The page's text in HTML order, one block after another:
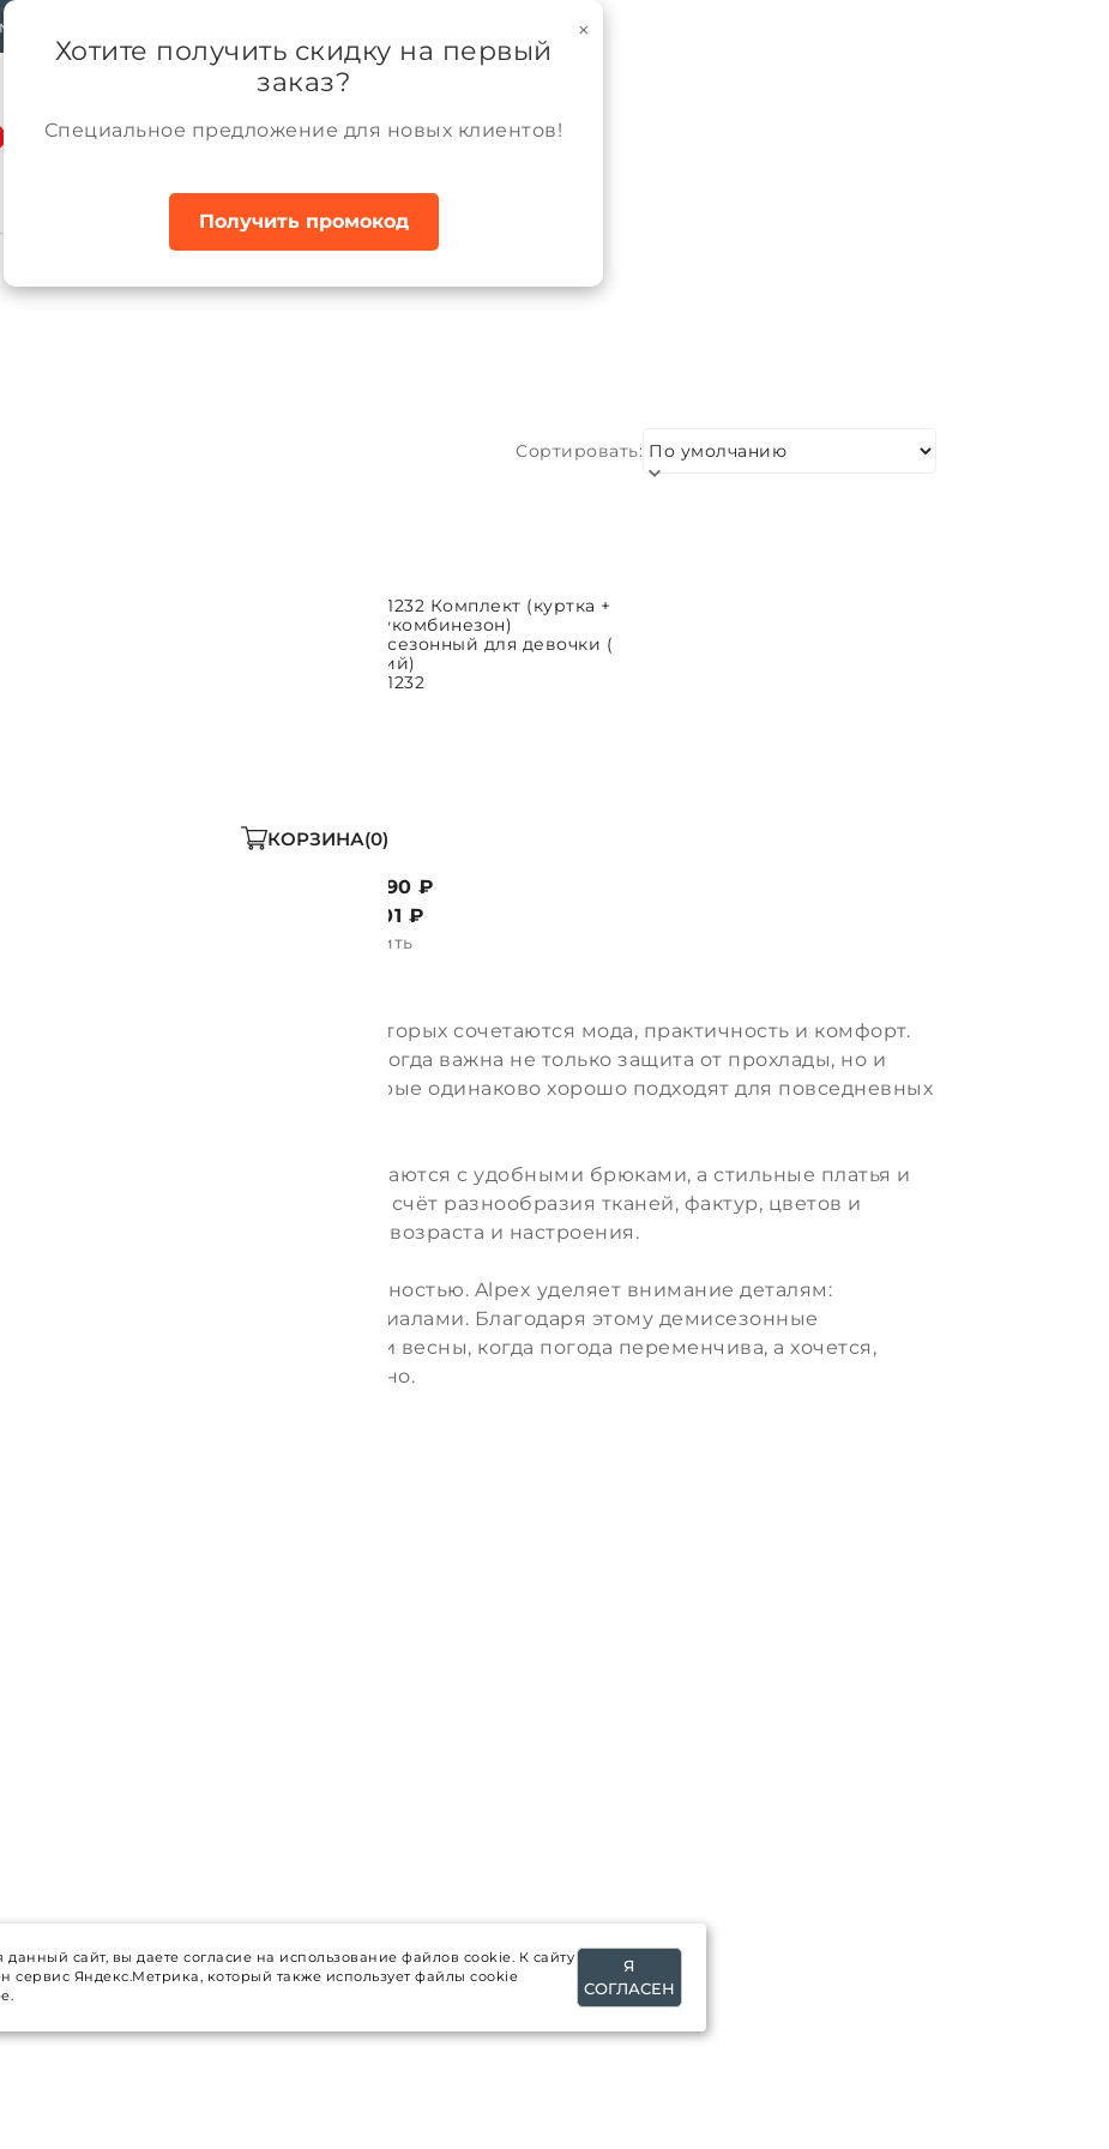
КОРЗИНА 0
демисезонные
Сортировать:
ВЫБРАТЬ ПАРАМЕТРЫКПК1232 Комплект (куртка +
полукомбинезон)
межсезонный для девочки (
Синий)
КПК1232
13 990 ₽
4 501 ₽
Купить
комплекты для девочек, в которых сочетаются мода, практичность и комфорт.
для переходных сезонов — когда важна не только защита от прохлады, но и
представлены варианты, которые одинаково хорошо подходят для повседневных
продуман: куртки и пальто сочетаются с удобными брюками, а стильные платья и
создают завершённый образ. За счёт разнообразия тканей, фактур, цветов и
подходящий вариант для любого возраста и настроения.
баланс между стилем и практичностью. Alpex уделяет внимание деталям:
застёжки, лёгкий уход за материалами. Благодаря этому демисезонные
решением для осени и весны, когда погода переменчива, а хочется,
и чувствовал себя комфортно.
×
Хотите получить скидку на первый
заказ?
Специальное предложение для новых клиентов!
Получить промокод
данный сайт, вы даете согласие на использование файлов cookie. К сайту
сервис Яндекс.Метрика, который также использует файлы cookie
Я
СОГЛАСЕН